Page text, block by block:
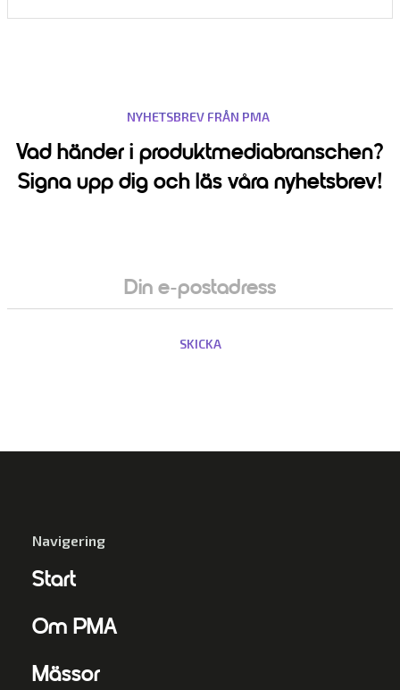
NYHETSBREV FRÅN PMA
Vad händer i produktmediabranschen?
Signa upp dig och läs våra nyhetsbrev!
Navigering
Start
Om PMA
Mässor